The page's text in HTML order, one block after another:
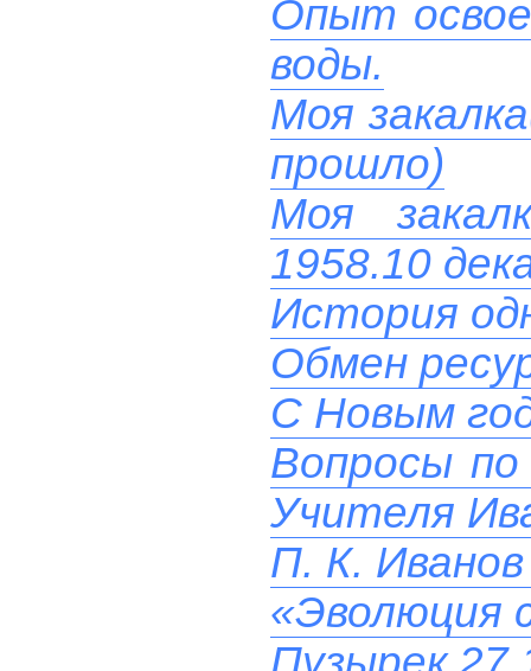
Опыт
воды.
Моя
прошло)
Моя
1958.10
История
Обмен
C Новым
Вопросы по
Учителя
П. К.
«Эволюция